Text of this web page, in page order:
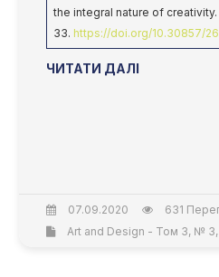
the integral nature of creativity.
33. https://doi.org/10.30857/
ЧИТАТИ ДАЛІ
07.09.2020
631
Art and Design - Том 3, №